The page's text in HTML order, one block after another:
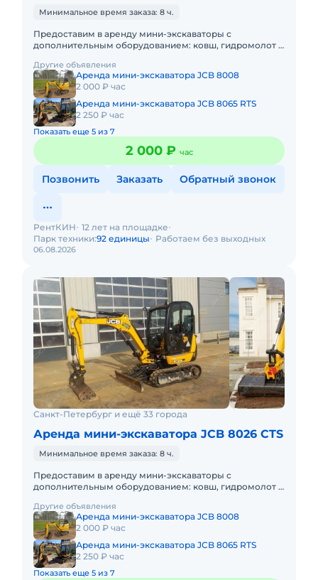
Минимальное время заказа: 8 ч.
Предоставим в аренду мини-экскаваторы с
дополнительным оборудованием: ковш, гидромолот и
часов работы + 1 час
Другие объявления
Аренда мини-экскаватора JCB 8008
2 000 ₽ час
Аренда мини-экскаватора JCB 8065 RTS
2 250 ₽ час
Показать еще 5 из 7
2 000 ₽ час
Позвонить Заказать Обратный звонок
06.08.2026
РентКИН 12 лет на площадке
Парк техники:92 единицы Работаем без выходных
Санкт-Петербург и ещё 33 города
Аренда мини-экскаватора JCB 8026 CTS
Минимальное время заказа: 8 ч.
Предоставим в аренду мини-экскаваторы с
дополнительным оборудованием: ковш, гидромолот и
часов работы + 1 час
Другие объявления
Аренда мини-экскаватора JCB 8008
2 000 ₽ час
Аренда мини-экскаватора JCB 8065 RTS
2 250 ₽ час
Показать еще 5 из 7